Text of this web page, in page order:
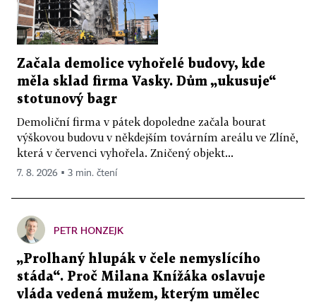
Začala demolice vyhořelé budovy, kde
měla sklad firma Vasky. Dům „ukusuje“
stotunový bagr
Demoliční firma v pátek dopoledne začala bourat
výškovou budovu v někdejším továrním areálu ve Zlíně,
která v červenci vyhořela. Zničený objekt...
7. 8. 2026 ▪ 3 min. čtení
PETR HONZEJK
„Prolhaný hlupák v čele nemyslícího
stáda“. Proč Milana Knížáka oslavuje
vláda vedená mužem, kterým umělec